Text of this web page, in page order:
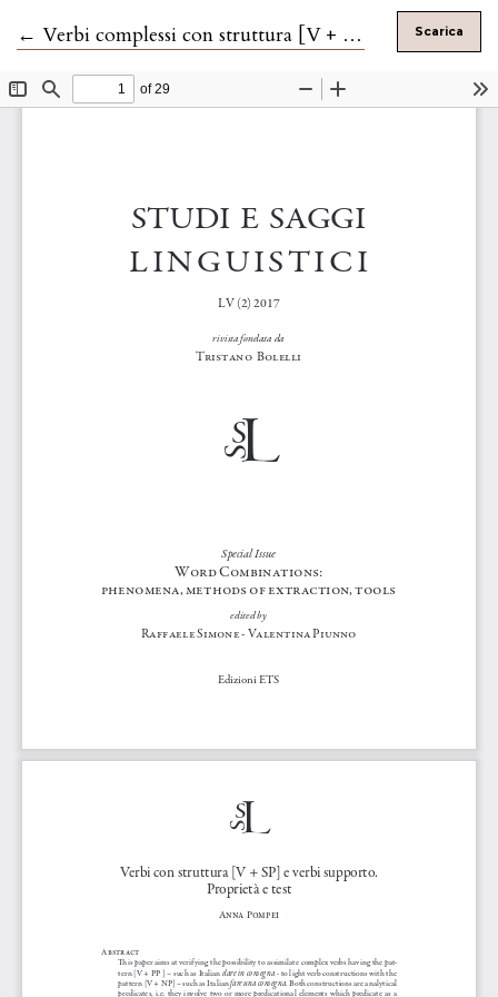
← Ritorna ai dettagli dell'articolo
Verbi complessi con struttura [V + SP] e verbi supporto. Proprietà e test Scarica